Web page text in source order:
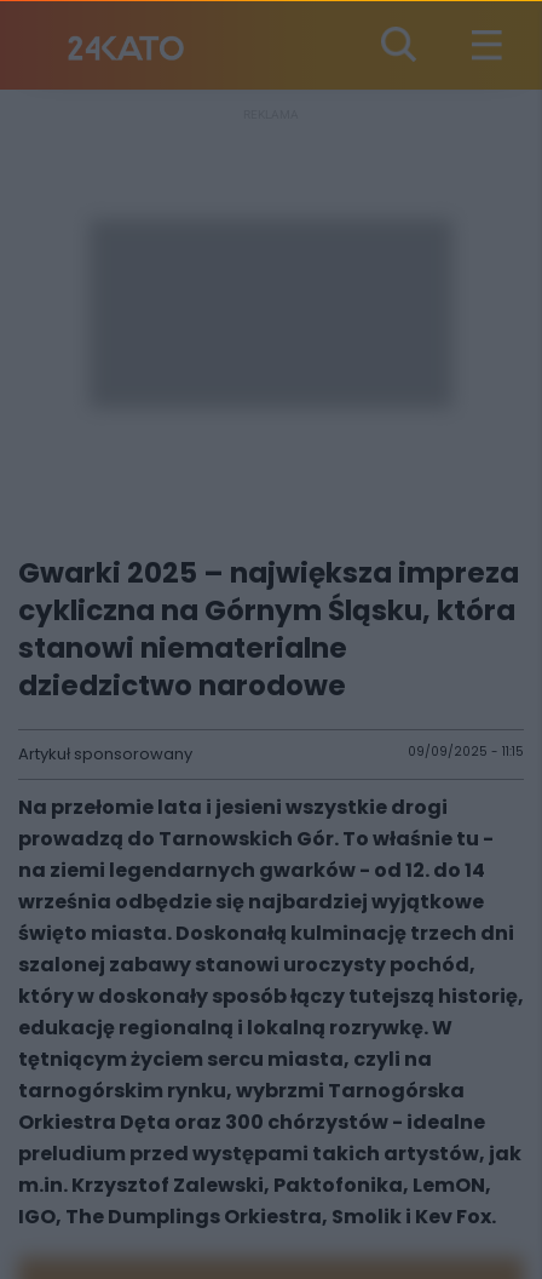
Gwarki 2025 – największa impreza
cykliczna na Górnym Śląsku, która
stanowi niematerialne
dziedzictwo narodowe
Artykuł sponsorowany 09/09/2025 - 11:15
Na przełomie lata i jesieni wszystkie drogi
prowadzą do Tarnowskich Gór. To właśnie tu -
na ziemi legendarnych gwarków - od 12. do 14
września odbędzie się najbardziej wyjątkowe
święto miasta. Doskonałą kulminację trzech dni
szalonej zabawy stanowi uroczysty pochód,
który w doskonały sposób łączy tutejszą historię,
edukację regionalną i lokalną rozrywkę. W
tętniącym życiem sercu miasta, czyli na
tarnogórskim rynku, wybrzmi Tarnogórska
Orkiestra Dęta oraz 300 chórzystów - idealne
preludium przed występami takich artystów, jak
m.in. Krzysztof Zalewski, Paktofonika, LemON,
IGO, The Dumplings Orkiestra, Smolik i Kev Fox.